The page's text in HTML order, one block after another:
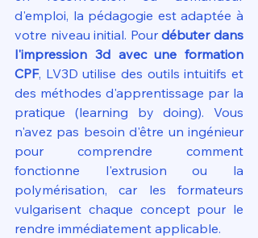
d'emploi, la pédagogie est adaptée à
votre niveau initial. Pour débuter dans
l'impression 3d avec une formation
CPF, LV3D utilise des outils intuitifs et
des méthodes d'apprentissage par la
pratique (learning by doing). Vous
n'avez pas besoin d'être un ingénieur
pour comprendre comment
fonctionne l'extrusion ou la
polymérisation, car les formateurs
vulgarisent chaque concept pour le
rendre immédiatement applicable.